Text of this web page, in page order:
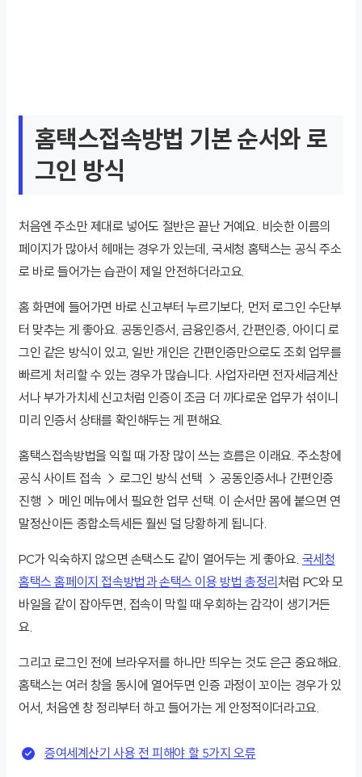
홈택스접속방법 기본 순서와 로
그인 방식
처음엔 주소만 제대로 넣어도 절반은 끝난 거예요. 비슷한 이름의
페이지가 많아서 헤매는 경우가 있는데, 국세청 홈택스는 공식 주소
로 바로 들어가는 습관이 제일 안전하더라고요.
홈 화면에 들어가면 바로 신고부터 누르기보다, 먼저 로그인 수단부
터 맞추는 게 좋아요. 공동인증서, 금융인증서, 간편인증, 아이디 로
그인 같은 방식이 있고, 일반 개인은 간편인증만으로도 조회 업무를
빠르게 처리할 수 있는 경우가 많습니다. 사업자라면 전자세금계산
서나 부가가치세 신고처럼 인증이 조금 더 까다로운 업무가 섞이니
미리 인증서 상태를 확인해두는 게 편해요.
홈택스접속방법을 익힐 때 가장 많이 쓰는 흐름은 이래요. 주소창에
공식 사이트 접속 → 로그인 방식 선택 → 공동인증서나 간편인증
진행 → 메인 메뉴에서 필요한 업무 선택. 이 순서만 몸에 붙으면 연
말정산이든 종합소득세든 훨씬 덜 당황하게 됩니다.
PC가 익숙하지 않으면 손택스도 같이 열어두는 게 좋아요. 국세청
홈택스 홈페이지 접속방법과 손택스 이용 방법 총정리처럼 PC와 모
바일을 같이 잡아두면, 접속이 막힐 때 우회하는 감각이 생기거든
요.
그리고 로그인 전에 브라우저를 하나만 띄우는 것도 은근 중요해요.
홈택스는 여러 창을 동시에 열어두면 인증 과정이 꼬이는 경우가 있
어서, 처음엔 창 정리부터 하고 들어가는 게 안정적이더라고요.
증여세계산기 사용 전 피해야 할 5가지 오류